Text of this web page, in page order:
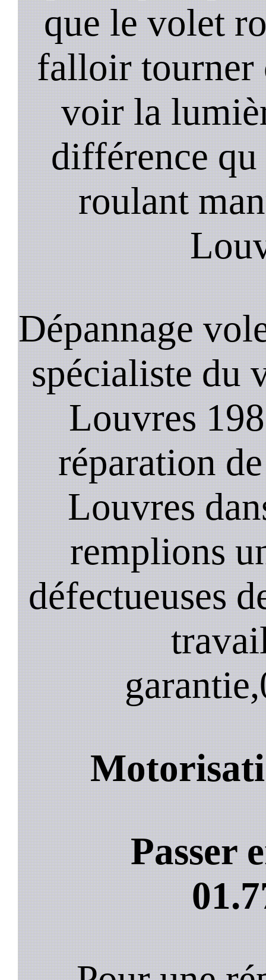
que le volet
falloir tourner
voir la
différence
roulant
Dépannage
spécialiste du
Louvres
réparation
Louvres
remplions
défectueuses
garantie,
Passer